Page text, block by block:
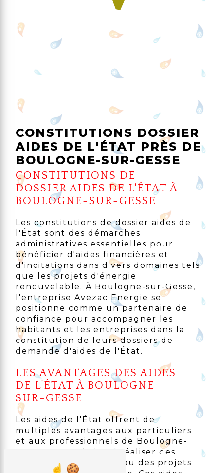
CONSTITUTIONS DOSSIER
AIDES DE L'ÉTAT PRÈS DE
BOULOGNE-SUR-GESSE
CONSTITUTIONS DE
DOSSIER AIDES DE L'ÉTAT À
BOULOGNE-SUR-GESSE
Les constitutions de dossier aides de
l'État sont des démarches
administratives essentielles pour
bénéficier d'aides financières et
d'incitations dans divers domaines tels
que les projets d'énergie
renouvelable. À Boulogne-sur-Gesse,
l'entreprise Avezac Energie se
positionne comme un partenaire de
confiance pour accompagner les
habitants et les entreprises dans la
constitution de leurs dossiers de
demande d'aides de l'État.
LES AVANTAGES DES AIDES
DE L'ÉTAT À BOULOGNE-
SUR-GESSE
Les aides de l'État offrent de
multiples avantages aux particuliers
et aux professionnels de Boulogne-
sur-Gesse souhaitant réaliser des
travaux énergétiques ou des projets